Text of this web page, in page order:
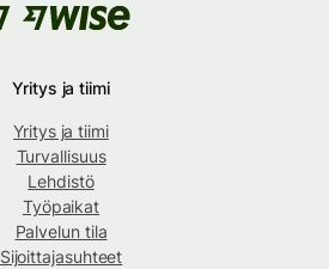
Yritys ja tiimi
Yritys ja tiimi
Turvallisuus
Lehdistö
Työpaikat
Palvelun tila
Sijoittajasuhteet